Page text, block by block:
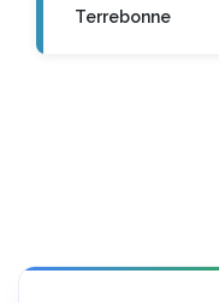
Terrebonne